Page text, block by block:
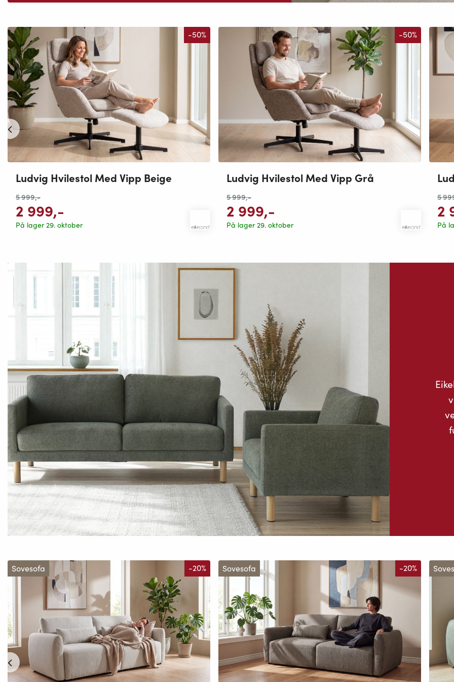
-50%
Ludvig Hvilestol Med Vipp Beige
5 999,-
2 999,-
På lager 29. oktober
-50%
Ludvig Hvilestol Med Vipp Grå
5 999,-
2 999,-
På lager 29. oktober
5
2
På
Sovesofa -20% Sovesofa -20%